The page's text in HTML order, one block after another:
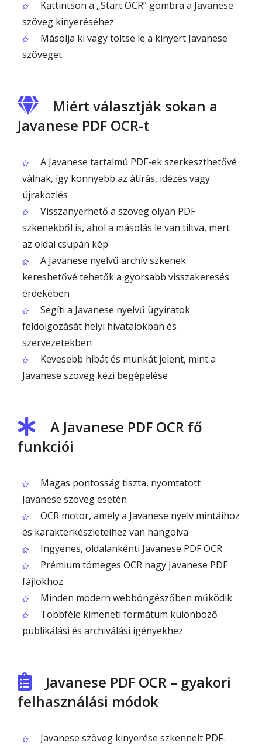
Kattintson a „Start OCR” gombra a Javanese
szöveg kinyeréséhez
Másolja ki vagy töltse le a kinyert Javanese
szöveget
Miért választják sokan a
Javanese PDF OCR-t
A Javanese tartalmú PDF-ek szerkeszthetővé
válnak, így könnyebb az átírás, idézés vagy
újraközlés
Visszanyerhető a szöveg olyan PDF
szkenekből is, ahol a másolás le van tiltva, mert
az oldal csupán kép
A Javanese nyelvű archív szkenek
kereshetővé tehetők a gyorsabb visszakeresés
érdekében
Segíti a Javanese nyelvű ügyiratok
feldolgozását helyi hivatalokban és
szervezetekben
Kevesebb hibát és munkát jelent, mint a
Javanese szöveg kézi begépelése
A Javanese PDF OCR fő
funkciói
Magas pontosság tiszta, nyomtatott
Javanese szöveg esetén
OCR motor, amely a Javanese nyelv mintáihoz
és karakterkészleteihez van hangolva
Ingyenes, oldalankénti Javanese PDF OCR
Prémium tömeges OCR nagy Javanese PDF
fájlokhoz
Minden modern webböngészőben működik
Többféle kimeneti formátum különböző
publikálási és archiválási igényekhez
Javanese PDF OCR – gyakori
felhasználási módok
Javanese szöveg kinyerése szkennelt PDF-